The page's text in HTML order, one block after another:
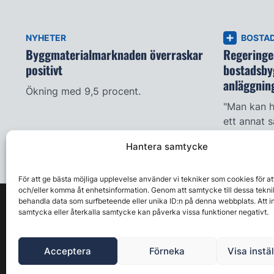
Hantera samtycke
För att ge bästa möjliga upplevelse använder vi tekniker som cookies för
och/eller komma åt enhetsinformation. Genom att samtycke till dessa
behandla data som surfbeteende eller unika ID:n på denna webbplats. Att
samtycka eller återkalla samtycke kan påverka vissa funktioner negativt.
Acceptera Förneka Visa
NYHETER
Byggmaterialmarknaden överraskar
positivt
Ökning med 9,5 procent.
"Man kan
ett annat